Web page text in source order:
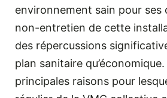
environnement sain pour ses
non-entretien de cette
des répercussions
plan sanitaire
principales raisons pour